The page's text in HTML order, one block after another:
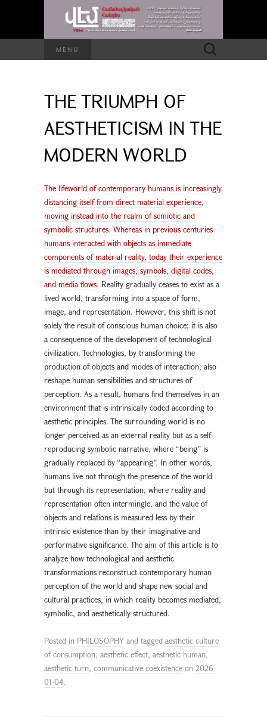
MENU
Search
for:
THE TRIUMPH OF
AESTHETICISM IN THE
MODERN WORLD
The lifeworld of contemporary humans is increasingly
distancing itself from direct material experience,
moving instead into the realm of semiotic and
symbolic structures. Whereas in previous centuries
humans interacted with objects as immediate
components of material reality, today their experience
is mediated through images, symbols, digital codes,
and media flows. Reality gradually ceases to exist as a
lived world, transforming into a space of form,
image, and representation. However, this shift is not
solely the result of conscious human choice; it is also
a consequence of the development of technological
civilization. Technologies, by transforming the
production of objects and modes of interaction, also
reshape human sensibilities and structures of
perception. As a result, humans find themselves in an
environment that is intrinsically coded according to
aesthetic principles. The surrounding world is no
longer perceived as an external reality but as a self-
reproducing symbolic narrative, where “being” is
gradually replaced by “appearing”. In other words,
humans live not through the presence of the world
but through its representation, where reality and
representation often intermingle, and the value of
objects and relations is measured less by their
intrinsic existence than by their imaginative and
performative significance. The aim of this article is to
analyze how technological and aesthetic
transformations reconstruct contemporary human
perception of the world and shape new social and
cultural practices, in which reality becomes mediated,
symbolic, and aesthetically structured.
Posted in PHILOSOPHY and tagged aesthetic culture
of consumption, aesthetic effect, aesthetic human,
aesthetic turn, communicative coexistence on 2026-
01-04.